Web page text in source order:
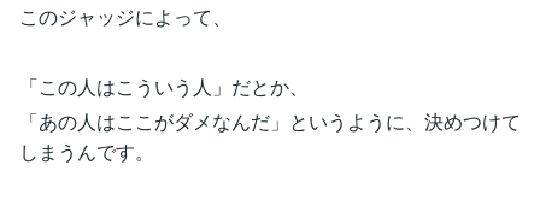
このジャッジによって、
「この人はこういう人」だとか、
「あの人はここがダメなんだ」というように、決めつけて
しまうんです。